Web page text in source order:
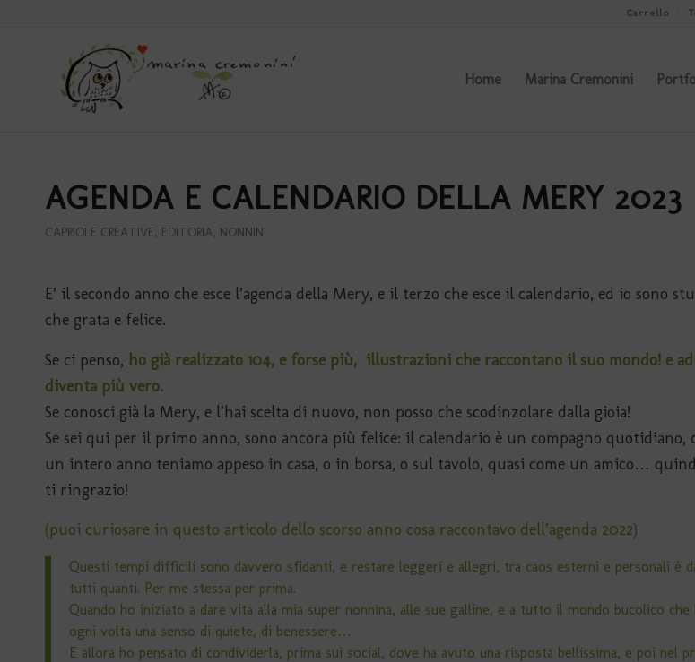
Carrello
Home Marina Cremonini
AGENDA E CALENDARIO DELLA MERY 2023
CAPRIOLE CREATIVE, EDITORIA, NONNINI
E’ il secondo anno che esce l’agenda della Mery, e il terzo che esce il calendario, ed io sono
che grata e felice.
Se ci penso, ho già realizzato 104, e forse più, illustrazioni che raccontano il suo mondo! e
diventa più vero.
Se conosci già la Mery, e l’hai scelta di nuovo, non posso che scodinzolare dalla gioia!
Se sei qui per il primo anno, sono ancora più felice: il calendario è un compagno quotidiano,
un intero anno teniamo appeso in casa, o in borsa, o sul tavolo, quasi come un amico…
ti ringrazio!
(puoi curiosare in questo articolo dello scorso anno cosa raccontavo dell’agenda 2022)
Questi tempi difficili sono davvero sfidanti, e restare leggeri e allegri, tra caos esterni e personali è
tutti quanti. Per me stessa per prima.
Quando ho iniziato a dare vita alla mia super nonnina, alle sue galline, e a tutto il mondo bucolico
ogni volta una senso di quiete, di benessere…
E allora ho pensato di condividerla, prima sui social, dove ha avuto una risposta bellissima, e poi nel